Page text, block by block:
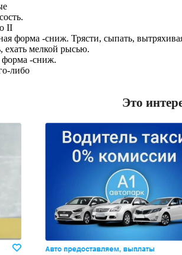
II
форма -сниж. Трясти, сыпать,
ехать мелкой рысью.
форма -сниж.
либо
Это